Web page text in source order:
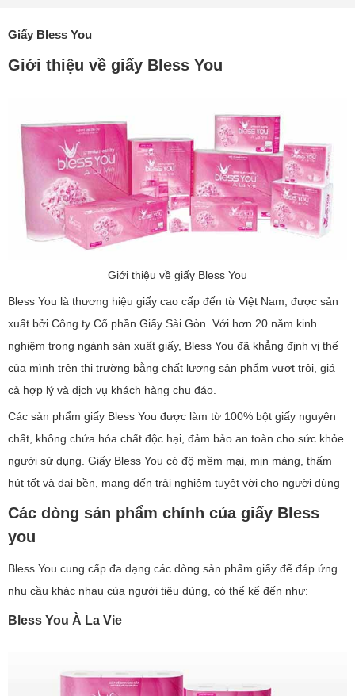
Giấy Bless You
Giới thiệu về giấy Bless You
Giới thiệu về giấy Bless You
Bless You là thương hiệu giấy cao cấp đến từ Việt Nam, được sản
xuất bởi Công ty Cổ phần Giấy Sài Gòn. Với hơn 20 năm kinh
nghiệm trong ngành sản xuất giấy, Bless You đã khẳng định vị thế
của mình trên thị trường bằng chất lượng sản phẩm vượt trội, giá
cả hợp lý và dịch vụ khách hàng chu đáo.
Các sản phẩm giấy Bless You được làm từ 100% bột giấy nguyên
chất, không chứa hóa chất độc hại, đảm bảo an toàn cho sức khỏe
người sử dụng. Giấy Bless You có độ mềm mại, mịn màng, thấm
hút tốt và dai bền, mang đến trải nghiệm tuyệt vời cho người dùng
Các dòng sản phẩm chính của giấy Bless
you
Bless You cung cấp đa dạng các dòng sản phẩm giấy để đáp ứng
nhu cầu khác nhau của người tiêu dùng, có thể kể đến như:
Bless You À La Vie